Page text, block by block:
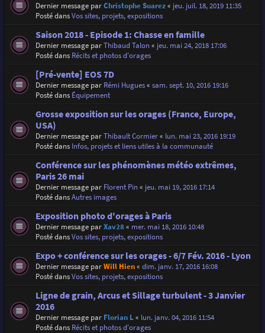
Dernier message parChristophe Suarez« jeu. juil. 18, 2019 11:35
Posté dansVos sites, projets, expositions
Saison 2018 - Episode 1: Chasse en famille
Dernier message parThibaud Talon« jeu. mai 24, 2018 17:06
Posté dans Récits et photos d'orages
[Pré-vente] EOS 7D
Dernier message par Rémi Hugues« sam. sept. 10, 2016 19:16
Posté dans Équipement
Grosse exposition sur les orages (France, Europe,
USA)
Dernier message parThibault Cormier« lun. mai 23, 2016 19:19
Posté dans Infos, projets et liens utiles à la communauté
Conférence sur les phénomènes météo extrêmes,
Paris 26 mai
Dernier message par Florent Pin« jeu. mai 19, 2016 17:14
Posté dansAutres images
Exposition photo d'orages à Paris
Dernier message parXav28« mer. mai 18, 2016 10:48
Posté dansVos sites, projets, expositions
Expo + conférence sur les orages - 6/7 Fév. 2016 - Lyon
Dernier message parWill Hien« dim. janv. 17, 2016 16:08
Posté dansVos sites, projets, expositions
Ligne de grain, Arcus et Sillage turbulent - 3 Janvier
2016
Dernier message par Florian L« lun. janv. 04, 2016 11:54
Posté dans Récits et photos d'orages